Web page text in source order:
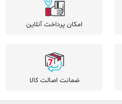
امکان پرداخت آنلاین
ضمانت اصالت کالا